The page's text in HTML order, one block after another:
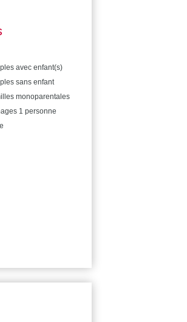
avec enfant(s)
sans enfant
monoparentales
1 personne